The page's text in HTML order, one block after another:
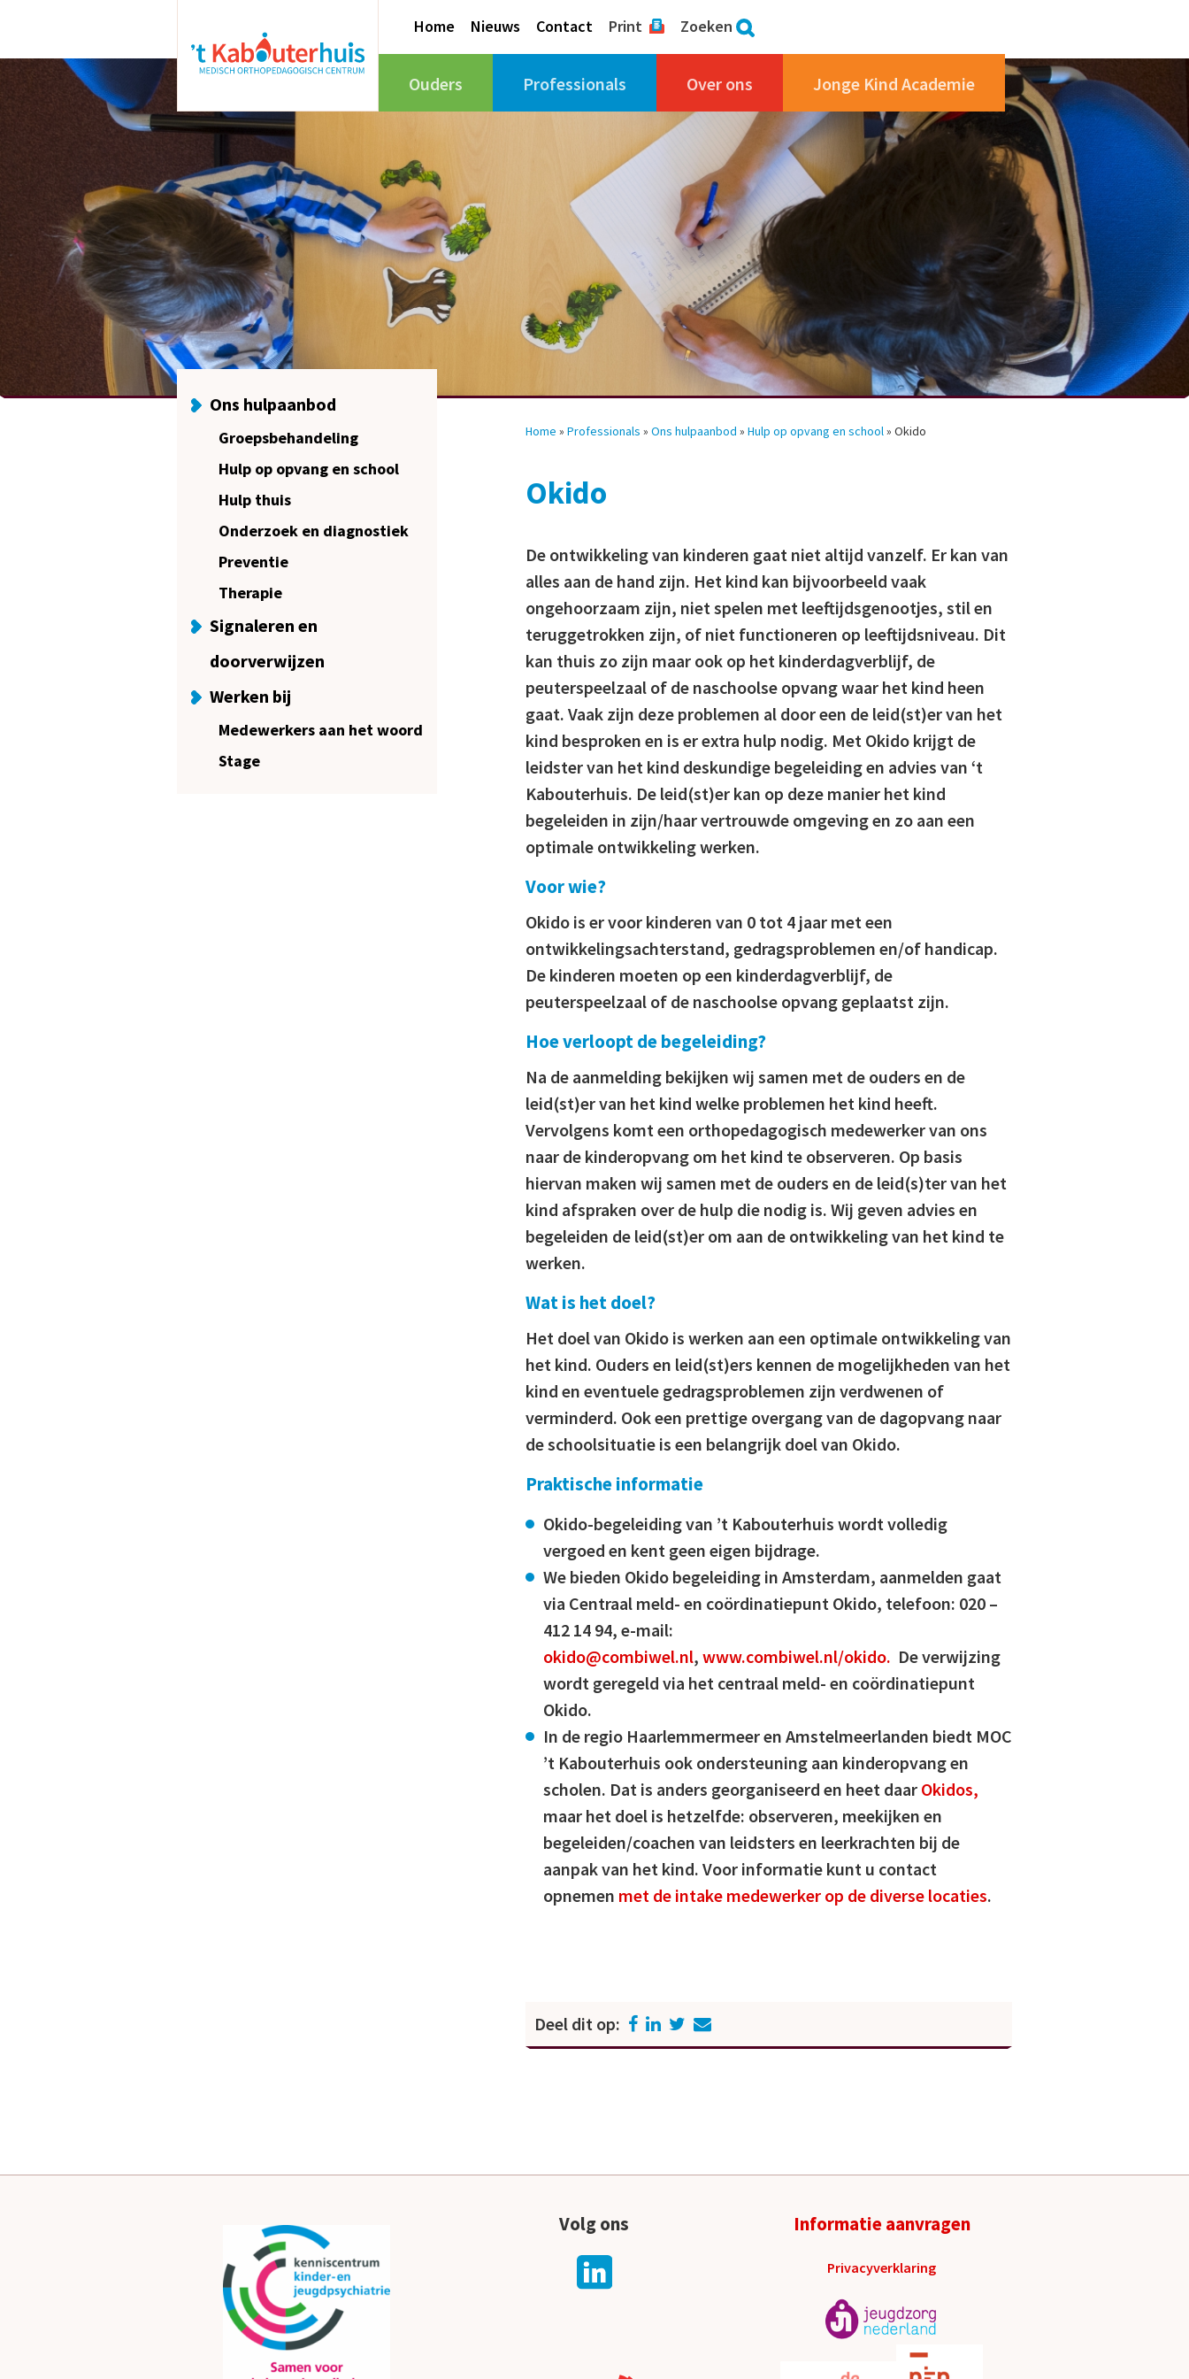
Home Nieuws Contact Print Zoeken
Ouders Professionals Over ons Jonge Kind Academie
Ons hulpaanbod
Groepsbehandeling
Hulp op opvang en school
Hulp thuis
Onderzoek en diagnostiek
Preventie
Therapie
Signaleren en
doorverwijzen
Werken bij
Medewerkers aan het woord
Stage
Home »Professionals »Ons hulpaanbod »Hulp op opvang en school»Okido
Okido
De ontwikkeling van kinderen gaat niet altijd vanzelf. Er kan van
alles aan de hand zijn. Het kind kan bijvoorbeeld vaak
ongehoorzaam zijn, niet spelen met leeftijdsgenootjes, stil en
teruggetrokken zijn, of niet functioneren op leeftijdsniveau. Dit
kan thuis zo zijn maar ook op het kinderdagverblijf, de
peuterspeelzaal of de naschoolse opvang waar het kind heen
gaat. Vaak zijn deze problemen al door een de leid(st)er van het
kind besproken en is er extra hulp nodig. Met Okido krijgt de
leidster van het kind deskundige begeleiding en advies van ‘t
Kabouterhuis. De leid(st)er kan op deze manier het kind
begeleiden in zijn/haar vertrouwde omgeving en zo aan een
optimale ontwikkeling werken.
Voor wie?
Okido is er voor kinderen van 0 tot 4 jaar met een
ontwikkelingsachterstand, gedragsproblemen en/of handicap.
De kinderen moeten op een kinderdagverblijf, de
peuterspeelzaal of de naschoolse opvang geplaatst zijn.
Hoe verloopt de begeleiding?
Na de aanmelding bekijken wij samen met de ouders en de
leid(st)er van het kind welke problemen het kind heeft.
Vervolgens komt een orthopedagogisch medewerker van ons
naar de kinderopvang om het kind te observeren. Op basis
hiervan maken wij samen met de ouders en de leid(s)ter van het
kind afspraken over de hulp die nodig is. Wij geven advies en
begeleiden de leid(st)er om aan de ontwikkeling van het kind te
werken.
Wat is het doel?
Het doel van Okido is werken aan een optimale ontwikkeling van
het kind. Ouders en leid(st)ers kennen de mogelijkheden van het
kind en eventuele gedragsproblemen zijn verdwenen of
verminderd. Ook een prettige overgang van de dagopvang naar
de schoolsituatie is een belangrijk doel van Okido.
Praktische informatie
Okido-begeleiding van ’t Kabouterhuis wordt volledig
vergoed en kent geen eigen bijdrage.
We bieden Okido begeleiding in Amsterdam, aanmelden gaat
via Centraal meld- en coördinatiepunt Okido, telefoon: 020 –
412 14 94, e-mail:
okido@combiwel.nl,www.combiwel.nl/okido. De verwijzing
wordt geregeld via het centraal meld- en coördinatiepunt
Okido.
In de regio Haarlemmermeer en Amstelmeerlanden biedt MOC
’t Kabouterhuis ook ondersteuning aan kinderopvang en
scholen. Dat is anders georganiseerd en heet daar Okidos,
maar het doel is hetzelfde: observeren, meekijken en
begeleiden/coachen van leidsters en leerkrachten bij de
aanpak van het kind. Voor informatie kunt u contact
opnemen met de intake medewerker op de diverse locaties.
Deel dit op:
Volg ons Informatie aanvragen
Privacyverklaring